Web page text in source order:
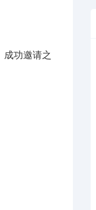
成功邀请之